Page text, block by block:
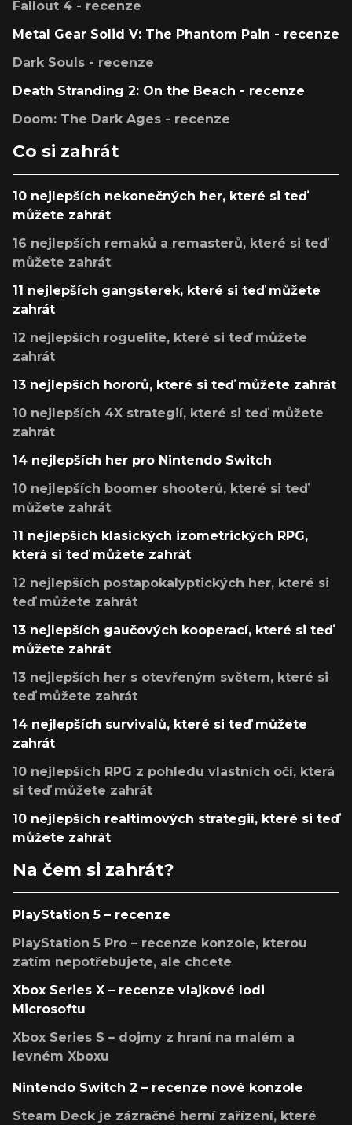
Fallout 4 - recenze
Metal Gear Solid V: The Phantom Pain - recenze
Dark Souls - recenze
Death Stranding 2: On the Beach - recenze
Doom: The Dark Ages - recenze
Co si zahrát
10 nejlepších nekonečných her, které si teď
můžete zahrát
16 nejlepších remaků a remasterů, které si teď
můžete zahrát
11 nejlepších gangsterek, které si teď můžete
zahrát
12 nejlepších roguelite, které si teď můžete
zahrát
13 nejlepších hororů, které si teď můžete zahrát
10 nejlepších 4X strategií, které si teď můžete
zahrát
14 nejlepších her pro Nintendo Switch
10 nejlepších boomer shooterů, které si teď
můžete zahrát
11 nejlepších klasických izometrických RPG,
která si teď můžete zahrát
12 nejlepších postapokalyptických her, které si
teď můžete zahrát
13 nejlepších gaučových kooperací, které si teď
můžete zahrát
13 nejlepších her s otevřeným světem, které si
teď můžete zahrát
14 nejlepších survivalů, které si teď můžete
zahrát
10 nejlepších RPG z pohledu vlastních očí, která
si teď můžete zahrát
10 nejlepších realtimových strategií, které si teď
můžete zahrát
Na čem si zahrát?
PlayStation 5 – recenze
PlayStation 5 Pro – recenze konzole, kterou
zatím nepotřebujete, ale chcete
Xbox Series X – recenze vlajkové lodi
Microsoftu
Xbox Series S – dojmy z hraní na malém a
levném Xboxu
Nintendo Switch 2 – recenze nové konzole
Steam Deck je zázračné herní zařízení, které